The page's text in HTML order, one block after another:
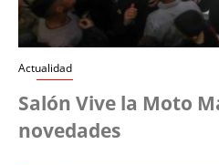
Actualidad
Salón Vive la Moto
novedades